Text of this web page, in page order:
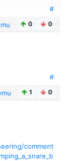
#
0 0
#
1 0
comment